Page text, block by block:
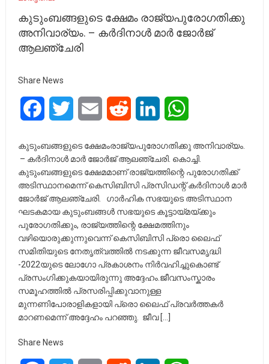
കുടുംബങ്ങളുടെ ക്ഷേമം രാജ്യപുരോഗതിക്കു
അനിവാര്യം. – കർദിനാൾ മാർ ജോർജ്
ആലഞ്ചേരി
Share News
FacebookTwitter Email Reddit LinkedIn
കുടുംബങ്ങളുടെ ക്ഷേമംരാജ്യപുരോഗതിക്കു അനിവാര്യം.
– കർദിനാൾ മാർ ജോർജ് ആലഞ്ചേരി. കൊച്ചി.
കുടുംബങ്ങളുടെ ക്ഷേമമാണ് രാജ്യത്തിന്റെ പുരോഗതിക്ക്‌
അടിസ്ഥാനമെന്ന് കെസിബിസി പ്രസിഡന്റ്‌ കർദിനാൾ മാർ
ജോർജ് ആലഞ്ചേരി. ഗാർഹിക സഭയുടെ അടിസ്ഥാന
ഘടകമായ കുടുംബങ്ങൾ സഭയുടെ കൂട്ടായ്മയ്ക്കും
പുരോഗതിക്കും, രാജ്യത്തിന്റെ ക്ഷേമത്തിനും
വഴിയൊരുക്കുന്നുവെന്ന് കെസിബിസി പ്രൊ ലൈഫ്
സമിതിയുടെ നേതൃത്വത്തിൽ നടക്കുന്ന ജീവസമൃദ്ധി
-2022യുടെ ലോഗോ പ്രകാശനം നിർവഹിച്ചുകൊണ്ട്
പ്രസംഗിക്കുകയായിരുന്നു അദ്ദേഹം.ജീവസംസ്കാരം
സമൂഹത്തിൽ പ്രസരിപ്പിക്കുവാനുള്ള
മുന്നണിപോരാളികളായി പ്രൊ ലൈഫ് പ്രവർത്തകർ
മാറണമെന്ന് അദ്ദേഹം പറഞ്ഞു. ജീവ […]
Share News